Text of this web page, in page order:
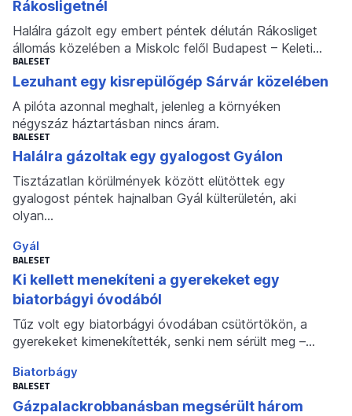
Rákosligetnél
Halálra gázolt egy embert péntek délután Rákosliget
állomás közelében a Miskolc felől Budapest – Keleti…
BALESET
Lezuhant egy kisrepülőgép Sárvár közelében
A pilóta azonnal meghalt, jelenleg a környéken
négyszáz háztartásban nincs áram.
BALESET
Halálra gázoltak egy gyalogost Gyálon
Tisztázatlan körülmények között elütöttek egy
gyalogost péntek hajnalban Gyál külterületén, aki
olyan…
Gyál
BALESET
Ki kellett menekíteni a gyerekeket egy
biatorbágyi óvodából
Tűz volt egy biatorbágyi óvodában csütörtökön, a
gyerekeket kimenekítették, senki nem sérült meg –…
Biatorbágy
BALESET
Gázpalackrobbanásban megsérült három